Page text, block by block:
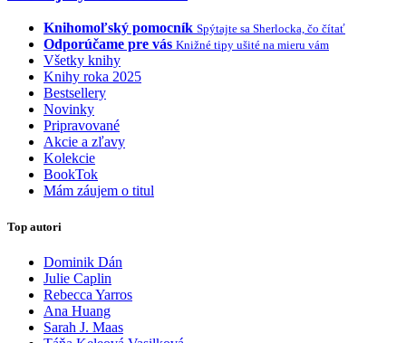
Knihomoľský pomocník Spýtajte sa Sherlocka, čo čítať
Odporúčame pre vás Knižné tipy ušité na mieru vám
Všetky knihy
Knihy roka 2025
Bestsellery
Novinky
Pripravované
Akcie a zľavy
Kolekcie
BookTok
Mám záujem o titul
Top autori
Dominik Dán
Julie Caplin
Rebecca Yarros
Ana Huang
Sarah J. Maas